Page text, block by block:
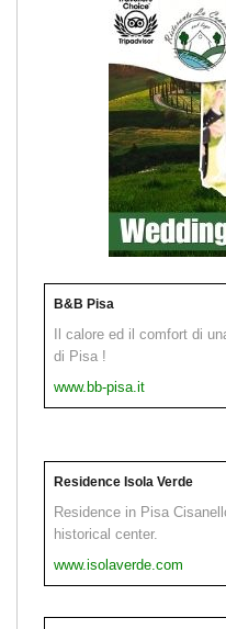
B&B Pisa
Il calore ed il comfort di
di Pisa !
www.bb-pisa.it
Residence Isola Verde
Residence in Pisa
historical center.
www.isolaverde.com